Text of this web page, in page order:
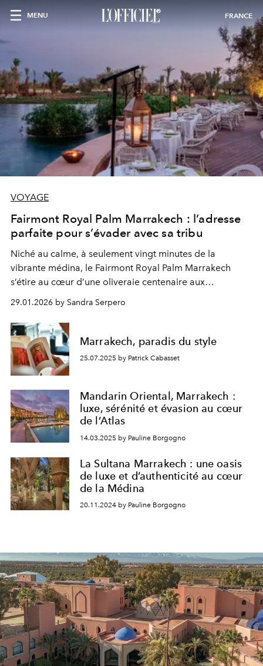
MENU FRANCE
VOYAGE
Fairmont Royal Palm Marrakech : l’adresse
parfaite pour s’évader avec sa tribu
Niché au calme, à seulement vingt minutes de la
vibrante médina, le Fairmont Royal Palm Marrakech
s’étire au cœur d’une oliveraie centenaire aux
dimensions spectaculaires. Ce resort cinq étoiles qui
cultive un luxe ample est le spot idéal pour les
échappées en famille ou entre amis. À la clé ? Une
déconnexion joyeuse.
29.01.2026 by Sandra Serpero
Marrakech, paradis du style
25.07.2025 by Patrick Cabasset
Mandarin Oriental, Marrakech :
luxe, sérénité et évasion au cœur
de l’Atlas
14.03.2025 by Pauline Borgogno
La Sultana Marrakech : une oasis
de luxe et d’authenticité au cœur
de la Médina
20.11.2024 by Pauline Borgogno